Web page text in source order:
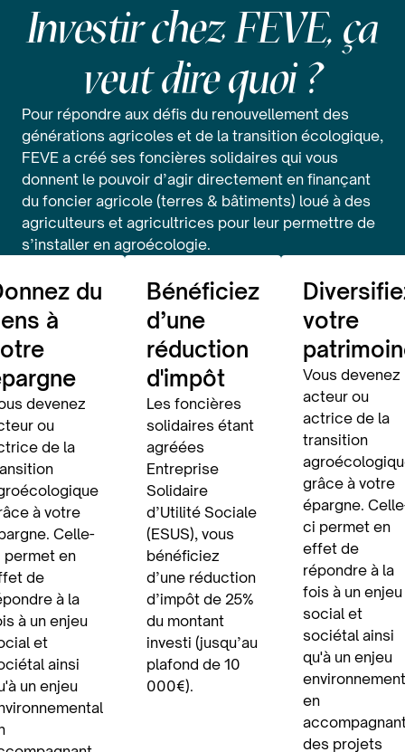
Investir chez FEVE, ça
veut dire quoi ?
Pour répondre aux défis du renouvellement des
générations agricoles et de la transition écologique,
FEVE a créé ses foncières solidaires qui vous
donnent le pouvoir d’agir directement en finançant
du foncier agricole (terres & bâtiments) loué à des
agriculteurs et agricultrices pour leur permettre de
s’installer en agroécologie.
du
à
devenez
ou
de la
à votre
Celle-
permet en
de
à la
à un enjeu
et
ainsi
un enjeu
Bénéficiez
d’une
réduction
d'impôt
Les foncières
solidaires étant
agréées
Entreprise
Solidaire
d’Utilité Sociale
(ESUS), vous
bénéficiez
d’une réduction
d’impôt de 25%
du montant
investi (jusqu’au
plafond de 10
000€).
votre
Vous devenez
acteur ou
actrice de la
transition
grâce à votre
épargne.
ci permet en
effet de
répondre à la
fois à un enjeu
social et
sociétal ainsi
qu'à un enjeu
en
des projets